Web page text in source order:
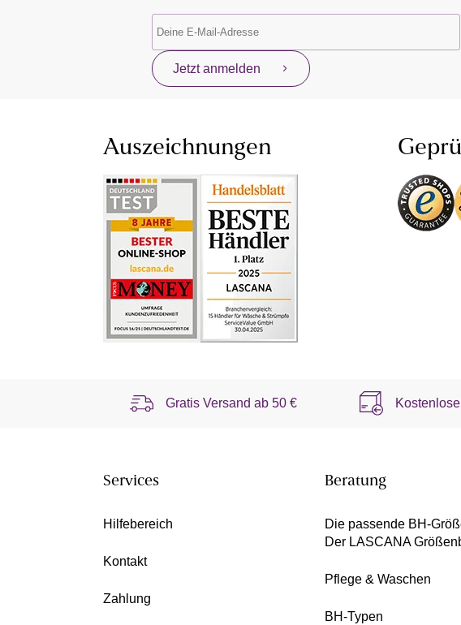
Jetzt anmelden
Auszeichnungen
Gratis Versand ab50 €
Services
Hilfebereich
Kontakt
Zahlung
Beratung
Die passende BH-
Der LASCANA
Pflege & Waschen
BH-Typen